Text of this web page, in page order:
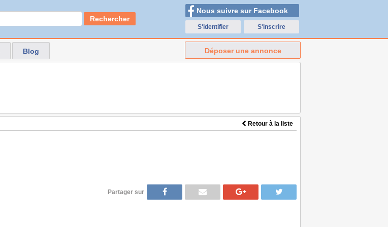
Rechercher
Nous suivre sur Facebook
S'identifier S'inscrire
Blog Déposer une annonce
Retour à la liste
Partager sur